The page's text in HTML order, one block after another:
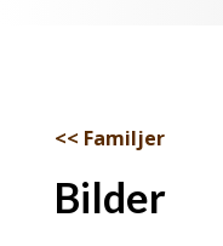
<< Familjer
Bilder